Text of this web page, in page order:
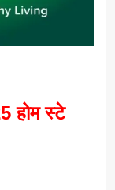
होम स्टे